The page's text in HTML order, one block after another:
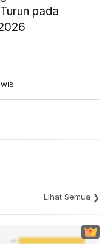
pada
Lihat Semua